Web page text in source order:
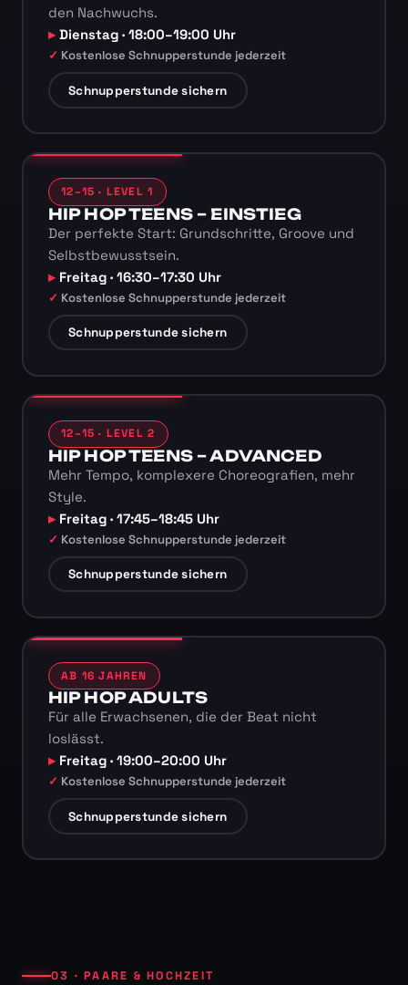
den Nachwuchs.
Dienstag · 18:00–19:00 Uhr
Kostenlose Schnupperstunde jederzeit
Schnupperstunde sichern
12–15 · LEVEL 1
HIP HOP TEENS – EINSTIEG
Der perfekte Start: Grundschritte, Groove und
Selbstbewusstsein.
Freitag · 16:30–17:30 Uhr
Kostenlose Schnupperstunde jederzeit
Schnupperstunde sichern
12–15 · LEVEL 2
HIP HOP TEENS – ADVANCED
Mehr Tempo, komplexere Choreografien, mehr
Style.
Freitag · 17:45–18:45 Uhr
Kostenlose Schnupperstunde jederzeit
Schnupperstunde sichern
AB 16 JAHREN
HIP HOP ADULTS
Für alle Erwachsenen, die der Beat nicht
loslässt.
Freitag · 19:00–20:00 Uhr
Kostenlose Schnupperstunde jederzeit
Schnupperstunde sichern
03 · PAARE & HOCHZEIT